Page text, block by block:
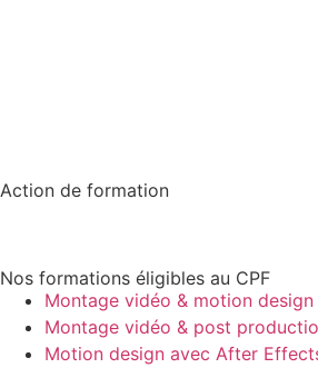
Action de formation
Nos formations éligibles au CPF
Montage vidéo & motion design
Montage vidéo & post
Motion design avec After